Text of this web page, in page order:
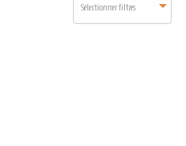
Sélectionner filtres